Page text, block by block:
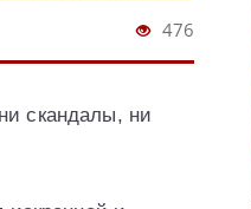
476
скандалы, ни